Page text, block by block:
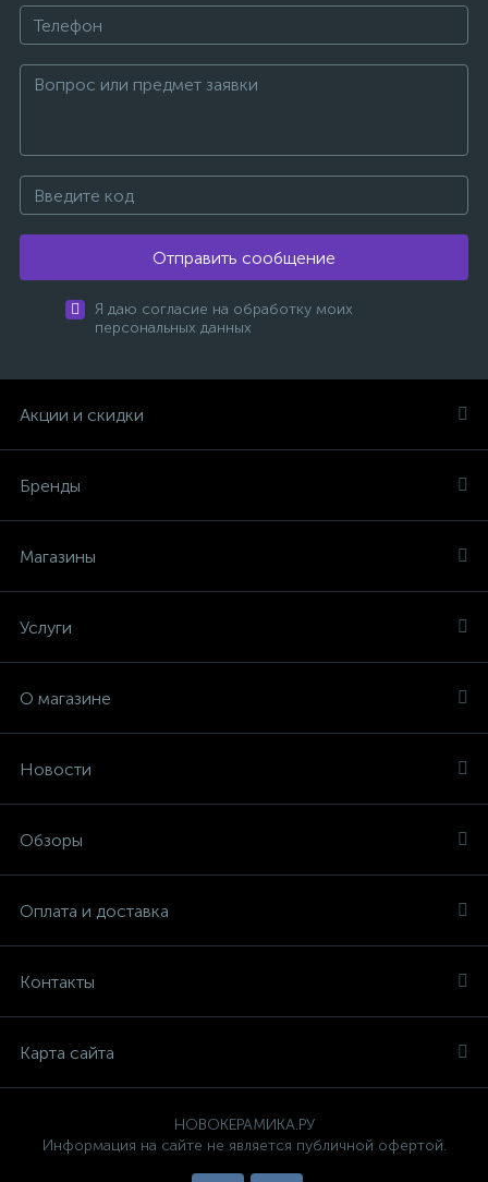
Отправить сообщение
Я даю согласие на обработку моих
персональных данных
Акции и скидки
Бренды
Магазины
Услуги
О магазине
Новости
Обзоры
Оплата и доставка
Контакты
Карта сайта
НОВОКЕРАМИКА.РУ
Информация на сайте не является публичной офертой.